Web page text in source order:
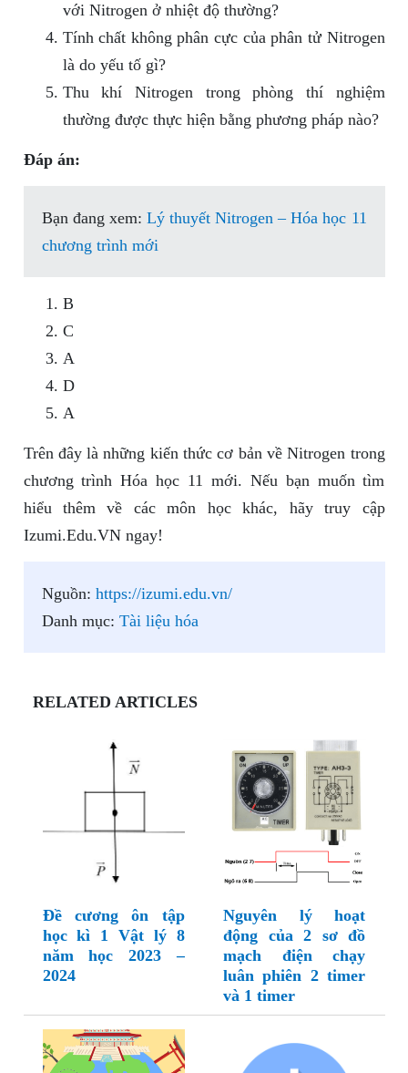
với Nitrogen ở nhiệt độ thường?
Tính chất không phân cực của phân tử Nitrogen
là do yếu tố gì?
Thu khí Nitrogen trong phòng thí nghiệm
thường được thực hiện bằng phương pháp nào?
Đáp án:
Bạn đang xem: Lý thuyết Nitrogen – Hóa học 11
chương trình mới
B
C
A
D
A
Trên đây là những kiến thức cơ bản về Nitrogen trong
chương trình Hóa học 11 mới. Nếu bạn muốn tìm
hiểu thêm về các môn học khác, hãy truy cập
Izumi.Edu.VN ngay!
Nguồn: https://izumi.edu.vn/
Danh mục: Tài liệu hóa
RELATED ARTICLES
Đề cương ôn tập
học kì 1 Vật lý 8
năm học 2023 –
2024
Nguyên lý hoạt
động của 2 sơ đồ
mạch điện chạy
luân phiên 2 timer
và 1 timer